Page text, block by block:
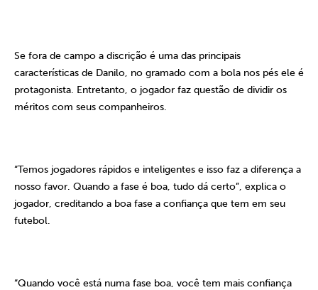
Se fora de campo a discrição é uma das principais
características de Danilo, no gramado com a bola nos pés ele é
protagonista. Entretanto, o jogador faz questão de dividir os
méritos com seus companheiros.
“Temos jogadores rápidos e inteligentes e isso faz a diferença a
nosso favor. Quando a fase é boa, tudo dá certo”, explica o
jogador, creditando a boa fase a confiança que tem em seu
futebol.
“Quando você está numa fase boa, você tem mais confiança